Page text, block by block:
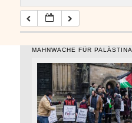
MAHNWACHE FÜR PALÄSTINA